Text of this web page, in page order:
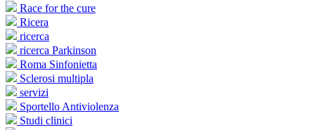
Race for the cure
Ricera
ricerca
ricerca Parkinson
Roma Sinfonietta
Sclerosi multipla
servizi
Sportello Antiviolenza
Studi clinici